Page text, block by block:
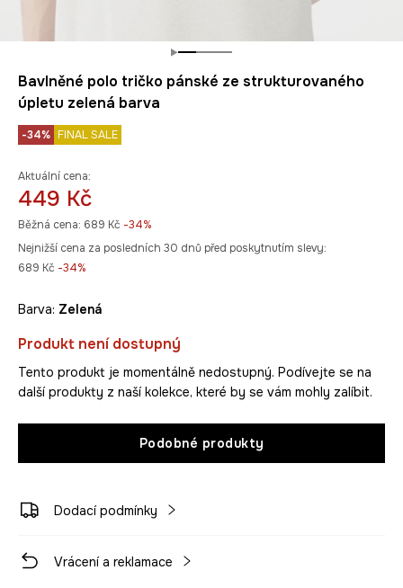
Bavlněné polo tričko pánské ze strukturovaného
úpletu zelená barva
-34% FINAL SALE
Aktuální cena:
449 Kč
Běžná cena: 689 Kč -34%
Nejnižší cena za posledních 30 dnů před poskytnutím slevy:
689 Kč -34%
Barva: zelená
Produkt není dostupný
Tento produkt je momentálně nedostupný. Podívejte se na
další produkty z naší kolekce, které by se vám mohly zalíbit.
Podobné produkty
Dodací podmínky
Vrácení a reklamace